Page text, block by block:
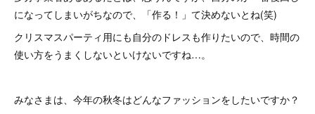
になってしまいがちなので、「作る！」て決めないとね(笑)
クリスマスパーティ用にも自分のドレスも作りたいので、時間の
使い方をうまくしないといけないですね…。
みなさまは、今年の秋冬はどんなファッションをしたいですか？